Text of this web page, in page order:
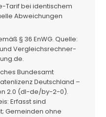
Tarif bei identischem
Abweichungen
§ 36 EnWG. Quelle:
Vergleichsrechner-
Bundesamt
Deutschland –
2.0 (dl-de/by-2-0).
Erfasst sind
Gemeinden ohne